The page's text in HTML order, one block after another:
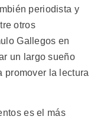
periodista y
otros
Gallegos en
un largo sueño
promover la lectura
es el más